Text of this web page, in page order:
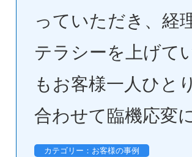
っていただき、経
テラシーを上げて
もお客様一人ひと
合わせて臨機応変
カテゴリー：お客様の事例